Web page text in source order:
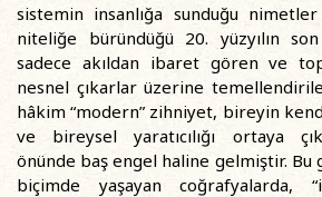
sistemin insanlığa sunduğu nimetler
niteliğe büründüğü 20. yüzyılın
sadece akıldan ibaret gören ve
nesnel çıkarlar üzerine
hâkim “modern” zihniyet, bireyin
ve bireysel yaratıcılığı ortaya
önünde baş engel haline gelmiştir. Bu
biçimde yaşayan coğrafyalarda,